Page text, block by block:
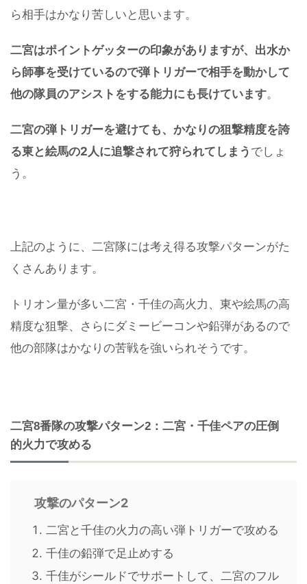
ら相手はかなり苦しいと思います。
二宮はポイントゲッターの印象がありますが、出水か
ら師事を受けているので弾トリガーで相手を動かして
他の隊員のアシストをする能力にも長けています。
二宮の弾トリガーを避けても、かなりの狙撃精度を誇
る東と絵馬の2人に追撃されて狩られてしまう でしょ
う。
上記のように、二宮隊には考え得る攻撃パターンがた
くさんあります。
トリオン量が多い二宮・千佳の高火力、東や絵馬の高
精度な狙撃、さらにダミービーコンや鉛弾があるので
他の部隊はかなりの苦戦を強いられそうです。
二宮8番隊の攻撃パターン2：二宮・千佳ペアの圧倒
的火力で攻める
攻撃のパターン2
二宮と千佳の火力の高い弾トリガーで攻める
千佳の鉛弾で足止めする
千佳がシールドでサポートして、二宮のフル